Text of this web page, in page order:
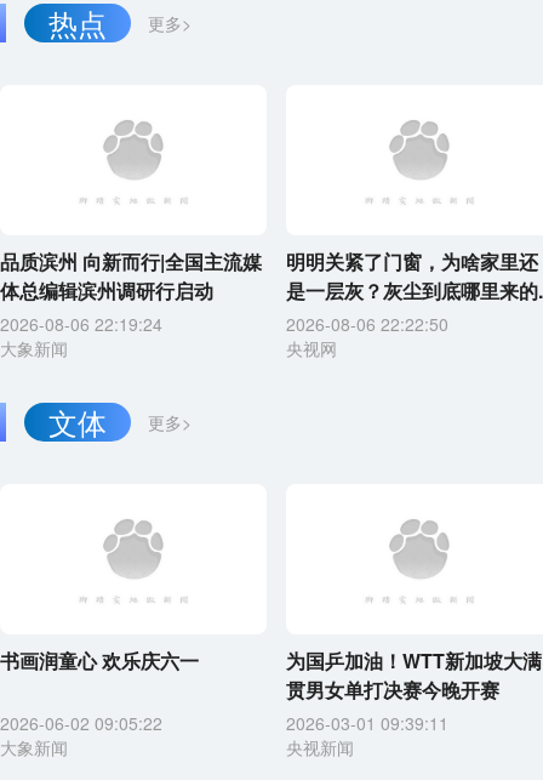
更多>
热点
品质滨州 向新而行|全国主流媒
体总编辑滨州调研行启动
2026-08-06 22:19:24
大象新闻
明明关紧了门窗，为啥家里还
是一层灰？灰尘到底哪里来的
2026-08-06 22:22:50
央视网
更多>
文体
书画润童心 欢乐庆六一
2026-06-02 09:05:22
大象新闻
为国乒加油！WTT新加坡大满
贯男女单打决赛今晚开赛
2026-03-01 09:39:11
央视新闻